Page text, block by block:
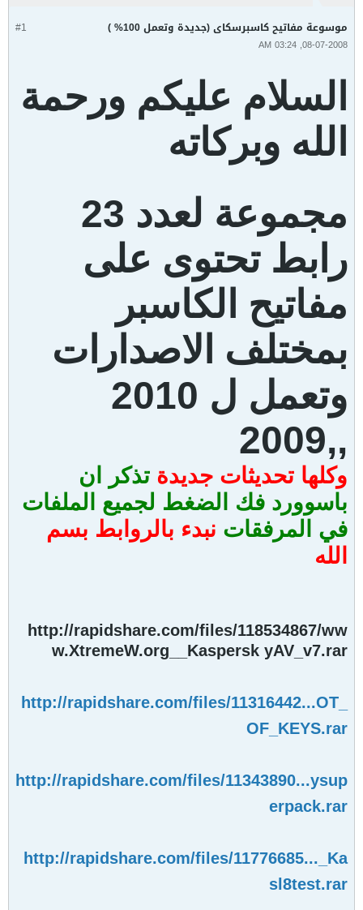
#1 موسوعة مفاتيح كاسبرسكاى (جديدة وتعمل 100% )
08-07-2008, 03:24 AM
السلام عليكم ورحمة
الله وبركاته
مجموعة لعدد 23
رابط تحتوى على
مفاتيح الكاسبر
بمختلف الاصدارات
وتعمل ل 2010
,,2009
وكلها تحديثات جديدة تذكر ان
باسوورد فك الضغط لجميع الملفات
في المرفقات نبدء بالروابط بسم
الله
http://rapidshare.com/files/118534867/ww
w.XtremeW.org__Kaspersk yAV_v7.rar
http://rapidshare.com/files/11316442...OT_
OF_KEYS.rar
http://rapidshare.com/files/11343890...ysup
erpack.rar
http://rapidshare.com/files/11776685..._Ka
sl8test.rar